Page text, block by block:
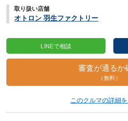
取り扱い店舗
オトロン 羽生ファクトリー
LINEで相談
審査が通るか
（無料）
このクルマの詳細